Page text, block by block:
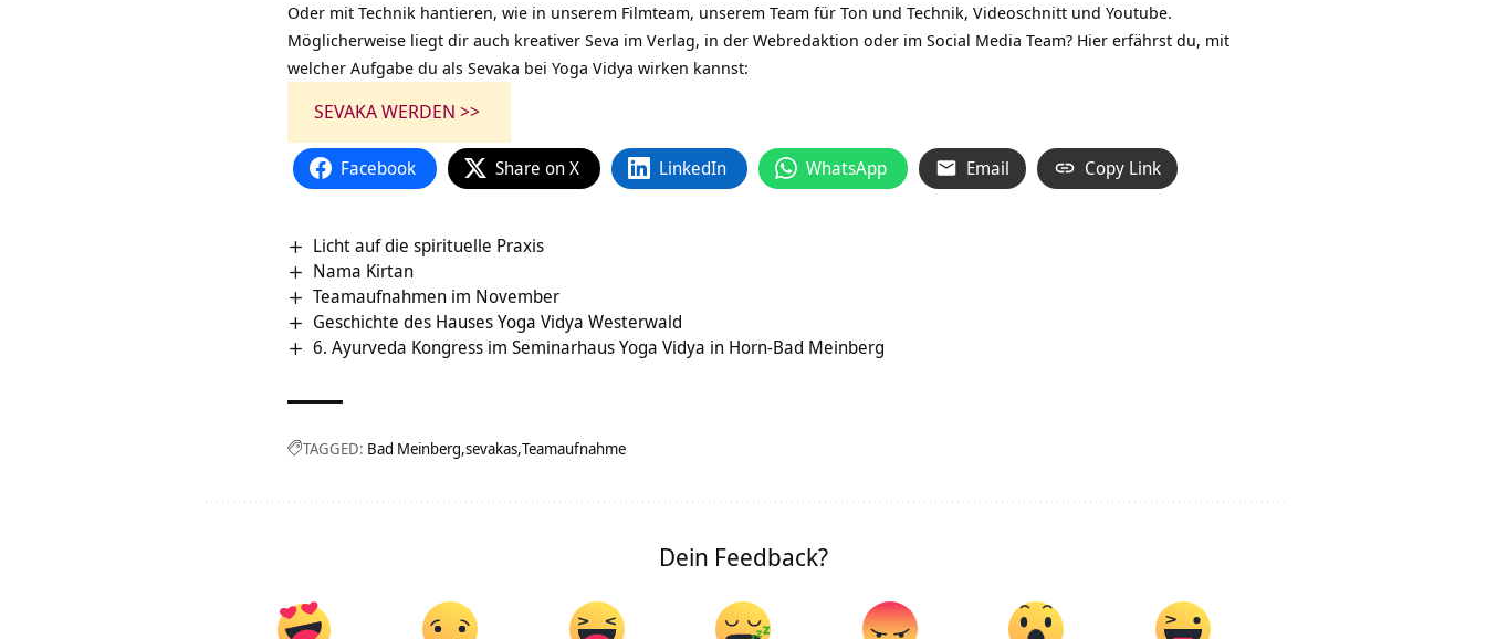
Oder mit Technik hantieren, wie in unserem Filmteam, unserem Team für Ton und Technik, Videoschnitt und Youtube.
Möglicherweise liegt dir auch kreativer Seva im Verlag, in der Webredaktion oder im Social Media Team? Hier erfährst du, mit
welcher Aufgabe du als Sevaka bei Yoga Vidya wirken kannst:
SEVAKA WERDEN >>
Facebook Share on X LinkedIn WhatsApp Email Copy Link
Licht auf die spirituelle Praxis
Nama Kirtan
Teamaufnahmen im November
Geschichte des Hauses Yoga Vidya Westerwald
6. Ayurveda Kongress im Seminarhaus Yoga Vidya in Horn-Bad Meinberg
TAGGED: Bad Meinberg sevakas Teamaufnahme
Dein Feedback?